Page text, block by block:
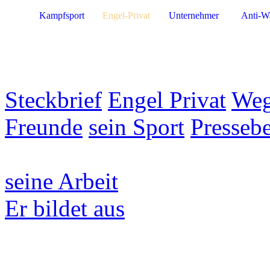
Steckbrief Engel Privat
Freunde sein Sport
seine Arbeit
Er bildet aus
Kampfsport Engel-Privat Unternehmer Anti-